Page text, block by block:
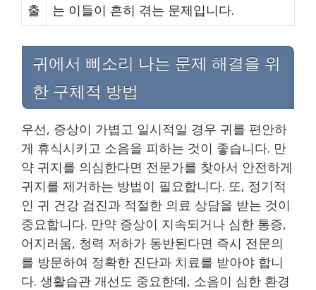
출
는 이들이 흔히 겪는 문제입니다.
귀에서 삐소리 나는 문제 해결을 위
한 구체적 방법
우선, 증상이 가볍고 일시적일 경우 귀를 편안하
게 휴식시키고 소음을 피하는 것이 좋습니다. 만
약 귀지를 의심한다면 전문가를 찾아서 안전하게
귀지를 제거하는 방법이 필요합니다. 또, 정기적
인 귀 건강 검진과 적절한 의료 상담을 받는 것이
중요합니다. 만약 증상이 지속되거나 심한 통증,
어지러움, 청력 저하가 동반된다면 즉시 전문의
를 방문하여 정확한 진단과 치료를 받아야 합니
다. 생활습관 개선도 중요한데, 소음이 심한 환경